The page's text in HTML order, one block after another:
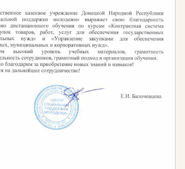
благоустройства городских
скверов, жилых кварталов и
пространств. Изучите нормативные
к озеленению населенных
дизайне. Вы изучите
растений, используемых в
дизайне, их биологические